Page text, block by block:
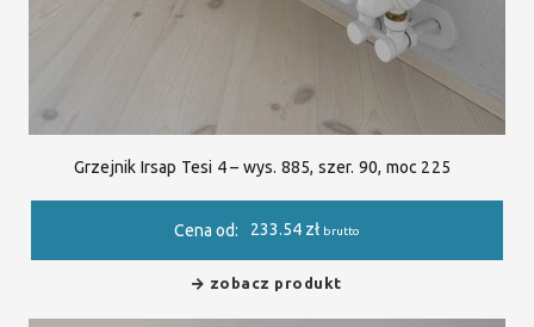
Grzejnik Irsap Tesi 4 – wys. 885, szer. 90, moc 225
Cena od: 233.54 zł brutto
zobacz produkt